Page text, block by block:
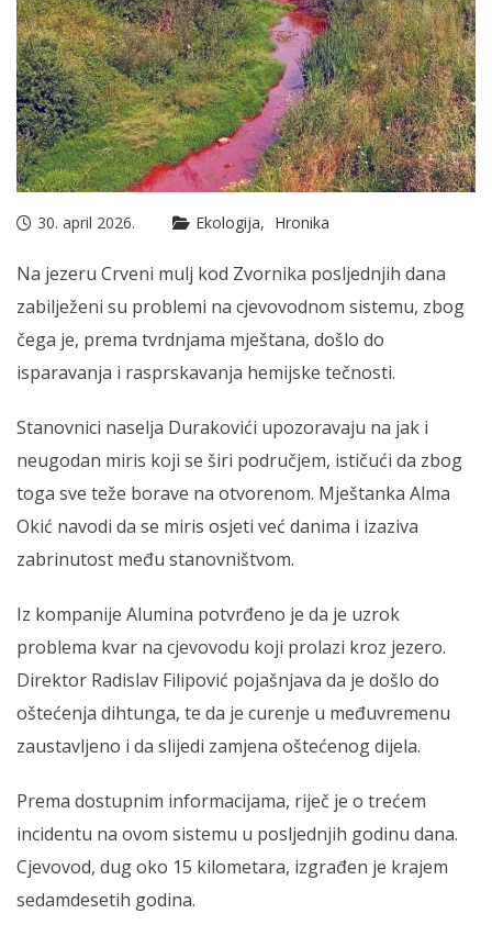
30. april 2026. Ekologija Hronika
Na jezeru Crveni mulj kod Zvornika posljednjih dana
zabilježeni su problemi na cjevovodnom sistemu, zbog
čega je, prema tvrdnjama mještana, došlo do
isparavanja i rasprskavanja hemijske tečnosti.
Stanovnici naselja Durakovići upozoravaju na jak i
neugodan miris koji se širi područjem, ističući da zbog
toga sve teže borave na otvorenom. Mještanka Alma
Okić navodi da se miris osjeti već danima i izaziva
zabrinutost među stanovništvom.
Iz kompanije Alumina potvrđeno je da je uzrok
problema kvar na cjevovodu koji prolazi kroz jezero.
Direktor Radislav Filipović pojašnjava da je došlo do
oštećenja dihtunga, te da je curenje u međuvremenu
zaustavljeno i da slijedi zamjena oštećenog dijela.
Prema dostupnim informacijama, riječ je o trećem
incidentu na ovom sistemu u posljednjih godinu dana.
Cjevovod, dug oko 15 kilometara, izgrađen je krajem
sedamdesetih godina.